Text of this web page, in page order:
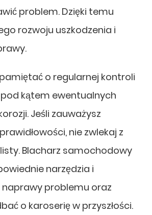
problem. Dzięki temu
rozwoju uszkodzenia i
o regularnej kontroli
kątem ewentualnych
Jeśli zauważysz
nie zwlekaj z
Blacharz samochodowy
narzędzia i
problemu oraz
o karoserię w przyszłości.